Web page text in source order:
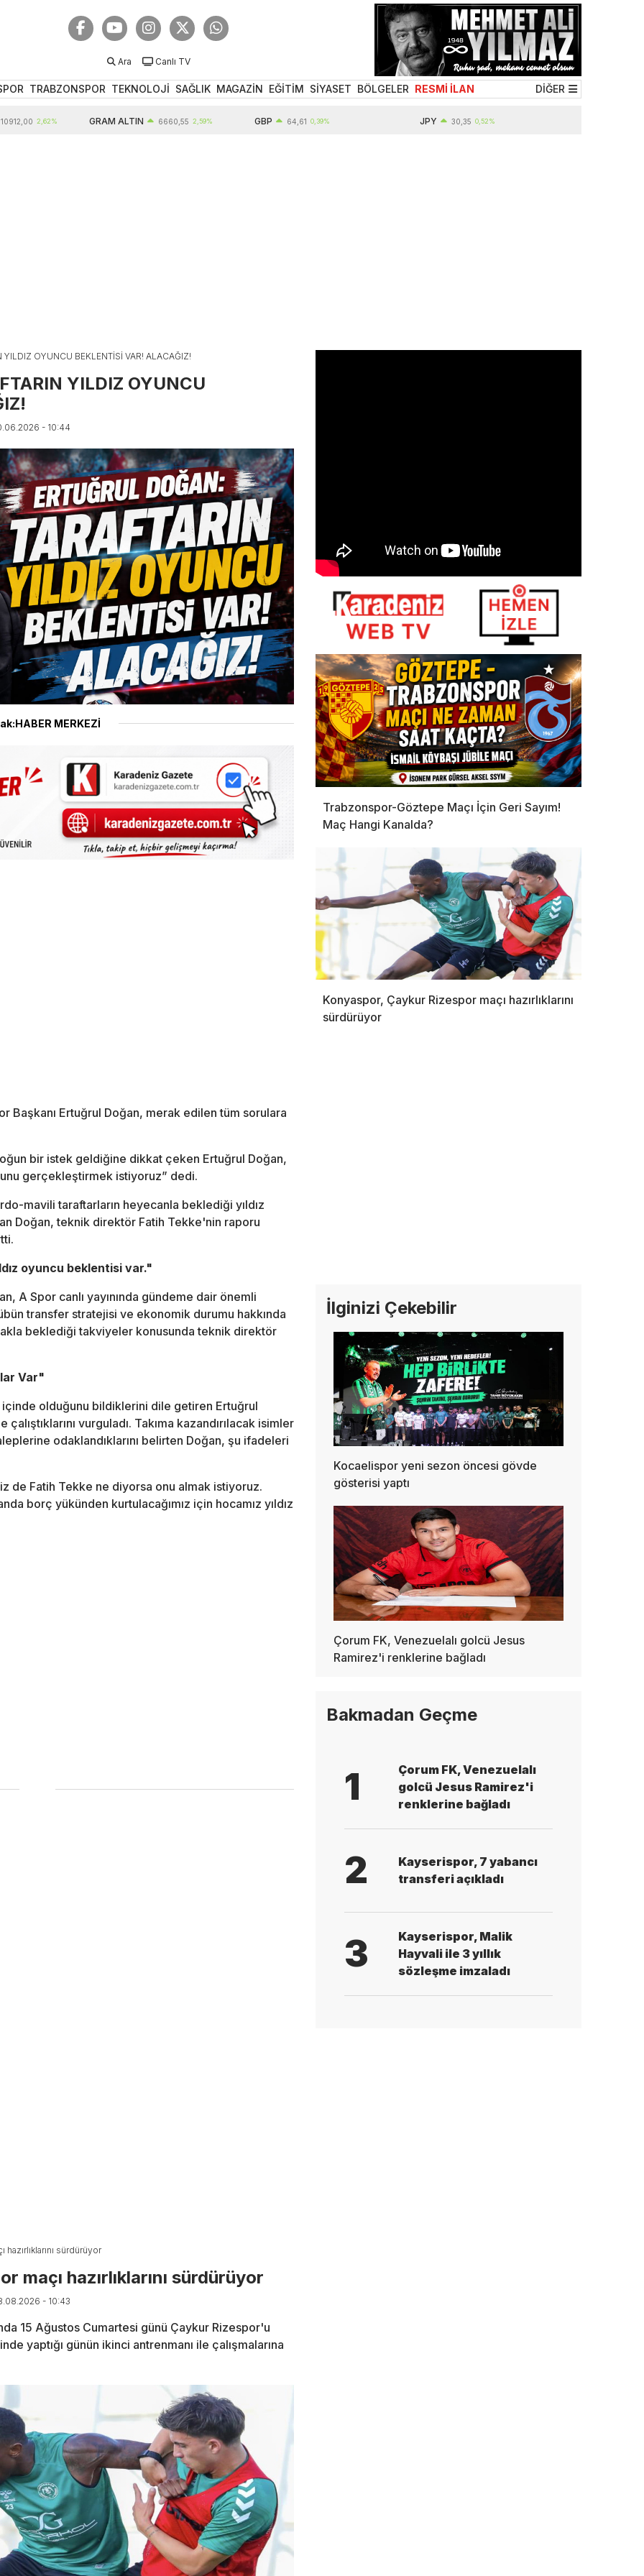
Ara Canlı TV
TRABZONSPOR TEKNOLOJİ SAĞLIK MAGAZİN EĞİTİM SİYASET BÖLGELER RESMİ İLAN DİĞER
2,62% GRAM ALTIN 6660,55 2,59% GBP 64,61 0,39% JPY 30,35 0,52%
YILDIZ OYUNCU BEKLENTİSİ VAR! ALACAĞIZ!
YILDIZ OYUNCU
- 10:44
MERKEZİ
Başkanı Ertuğrul Doğan, merak edilen tüm sorulara
bir istek geldiğine dikkat çeken Ertuğrul Doğan,
gerçekleştirmek istiyoruz” dedi.
mavili taraftarların heyecanla beklediği yıldız
Doğan, teknik direktör Fatih Tekke'nin raporu
oyuncu beklentisi var."
A Spor canlı yayınında gündeme dair önemli
transfer stratejisi ve ekonomik durumu hakkında
beklediği takviyeler konusunda teknik direktör
Var"
olduğunu bildiklerini dile getiren Ertuğrul
vurguladı. Takıma kazandırılacak isimler
odaklandıklarını belirten Doğan, şu ifadeleri
de Fatih Tekke ne diyorsa onu almak istiyoruz.
borç yükünden kurtulacağımız için hocamız yıldız
sürdürüyor
maçı hazırlıklarını sürdürüyor
- 10:43
15 Ağustos Cumartesi günü Çaykur Rizespor'u
yaptığı günün ikinci antrenmanı ile çalışmalarına
Trabzonspor-Göztepe Maçı İçin Geri Sayım!
Maç Hangi Kanalda?
Konyaspor, Çaykur Rizespor maçı hazırlıklarını
sürdürüyor
İlginizi Çekebilir
Kocaelispor yeni sezon öncesi gövde
gösterisi yaptı
Çorum FK, Venezuelalı golcü Jesus
Ramirez'i renklerine bağladı
Bakmadan Geçme
1
Çorum FK, Venezuelalı
golcü Jesus Ramirez'i
renklerine bağladı
2
Kayserispor, 7 yabancı
transferi açıkladı
3
Kayserispor, Malik
Hayvali ile 3 yıllık
sözleşme imzaladı